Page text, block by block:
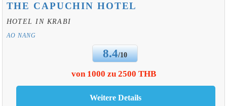
THE CAPUCHIN HOTEL
HOTEL IN KRABI
AO NANG
8.4/10
von 1000 zu 2500 THB